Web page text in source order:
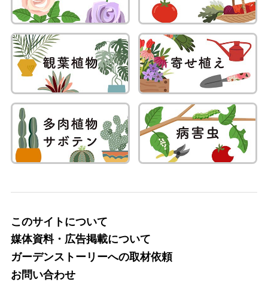
このサイトについて
媒体資料・広告掲載について
ガーデンストーリーへの取材依頼
お問い合わせ